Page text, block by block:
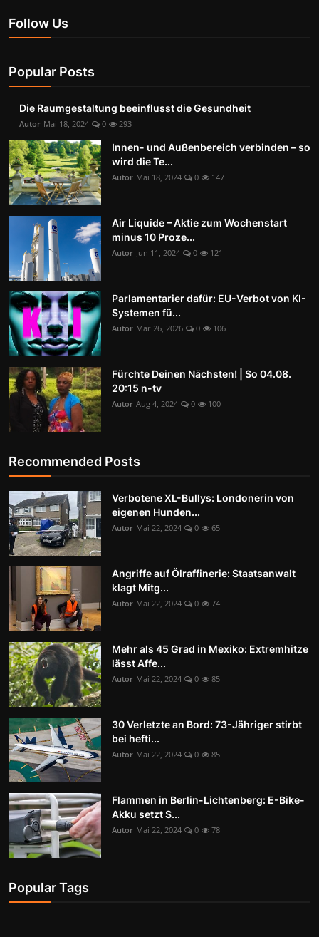
Follow Us
Popular Posts
Die Raumgestaltung beeinflusst die Gesundheit
Autor Mai 18, 2024 0 293
Innen- und Außenbereich verbinden – so
wird die Te...
Autor Mai 18, 2024 0 147
Air Liquide – Aktie zum Wochenstart
minus 10 Proze...
Autor Jun 11, 2024 0 121
Parlamentarier dafür: EU-Verbot von KI-
Systemen fü...
Autor Mär 26, 2026 0 106
Fürchte Deinen Nächsten! | So 04.08.
20:15 n-tv
Autor Aug 4, 2024 0 100
Recommended Posts
Verbotene XL-Bullys: Londonerin von
eigenen Hunden...
Autor Mai 22, 2024 0 65
Angriffe auf Ölraffinerie: Staatsanwalt
klagt Mitg...
Autor Mai 22, 2024 0 74
Mehr als 45 Grad in Mexiko: Extremhitze
lässt Affe...
Autor Mai 22, 2024 0 85
30 Verletzte an Bord: 73-Jähriger stirbt
bei hefti...
Autor Mai 22, 2024 0 85
Flammen in Berlin-Lichtenberg: E-Bike-
Akku setzt S...
Autor Mai 22, 2024 0 78
Popular Tags